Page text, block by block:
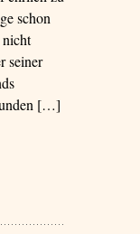
schon
nicht
seiner
[…]